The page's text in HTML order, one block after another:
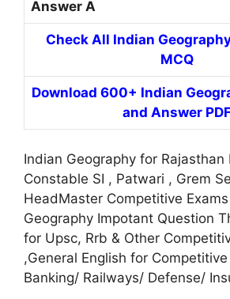
Answer A
Check All Indian
MCQ
Download 600+ Indian
and Answer
Indian Geography for Rajasthan
Constable SI , Patwari , Grem
HeadMaster Competitive
Geography Impotant Question
for Upsc, Rrb & Other
,General English for
Banking/ Railways/ Defense/